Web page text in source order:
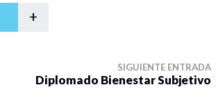
+
SIGUIENTE ENTRADA
Diplomado Bienestar Subjetivo